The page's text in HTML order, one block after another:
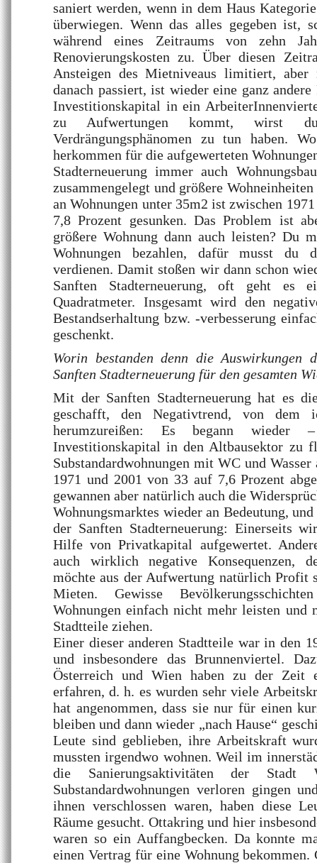
saniert werden, wenn in dem Haus
überwiegen. Wenn das alles gegeben ist,
während eines Zeitraums von zehn
Renovierungskosten zu. Über diesen
Ansteigen des Mietniveaus limitiert, aber
danach passiert, ist wieder eine ganz
Investitionskapital in ein
zu Aufwertungen kommt, wirst
Verdrängungsphänomen zu tun haben.
herkommen für die aufgewerteten
Stadterneuerung immer auch
zusammengelegt und größere
an Wohnungen unter 35m2 ist zwischen
7,8 Prozent gesunken. Das Problem ist
größere Wohnung dann auch leisten? Du
Wohnungen bezahlen, dafür musst du
verdienen. Damit stoßen wir dann schon
Sanften Stadterneuerung, oft geht es
Quadratmeter. Insgesamt wird den
Bestandserhaltung bzw. -verbesserung
geschenkt.
Worin bestanden denn die Auswirkungen
Sanften Stadterneuerung für den gesamten
Mit der Sanften Stadterneuerung hat es
geschafft, den Negativtrend, von dem
herumzureißen: Es begann
Investitionskapital in den Altbausektor zu
Substandardwohnungen mit WC und
1971 und 2001 von 33 auf 7,6 Prozent
gewannen aber natürlich auch die
Wohnungsmarktes wieder an Bedeutung,
der Sanften Stadterneuerung: Einerseits
Hilfe von Privatkapital aufgewertet.
auch wirklich negative Konsequenzen,
möchte aus der Aufwertung natürlich Profit
Mieten. Gewisse
Wohnungen einfach nicht mehr leisten und
Stadtteile ziehen.
Einer dieser anderen Stadtteile war in den
und insbesondere das Brunnenviertel.
Österreich und Wien haben zu der Zeit
erfahren, d. h. es wurden sehr viele
hat angenommen, dass sie nur für einen
bleiben und dann wieder „nach Hause“
Leute sind geblieben, ihre Arbeitskraft
mussten irgendwo wohnen. Weil im
die Sanierungsaktivitäten der Stadt
Substandardwohnungen verloren gingen
ihnen verschlossen waren, haben diese
Räume gesucht. Ottakring und hier
waren so ein Auffangbecken. Da konnte
einen Vertrag für eine Wohnung